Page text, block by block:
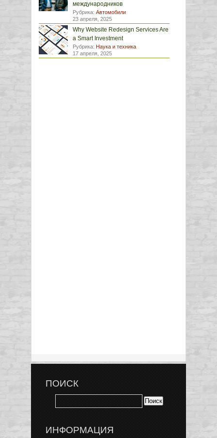
международников
Рубрика: Автомобили
23 апреля, 2025
Why Website Redesign Services Are
a Smart Investment
Рубрика: Наука и техника
17 апреля, 2025
ПОИСК
ИНФОРМАЦИЯ